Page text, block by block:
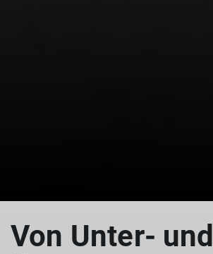
Von Unter- und